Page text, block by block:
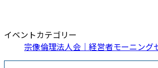
イベントカテゴリー
宗像倫理法人会｜経営者モーニング